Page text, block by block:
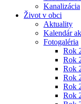
Kanalizácia
Život v obci
Aktuality
Kalendár
Fotogaléria
Rok
Rok
Rok
Rok
Rok
Rok